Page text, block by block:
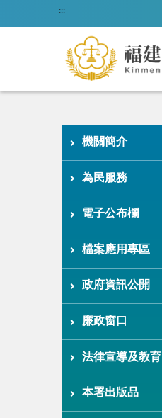
:::
機關簡介
為民服務
電子公布欄
檔案應用專區
政府資訊公開
廉政窗口
法律宣導及教育
本署出版品